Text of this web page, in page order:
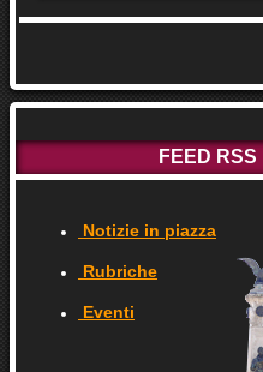
FEED RSS
Notizie in piazza
Rubriche
Eventi